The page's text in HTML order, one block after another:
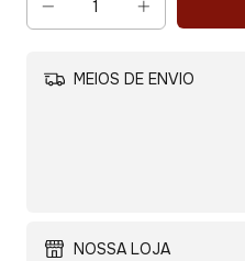
MEIOS DE ENVIO
NOSSA LOJA